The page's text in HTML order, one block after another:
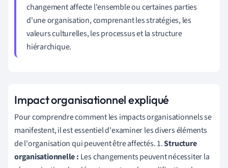
changement affecte l'ensemble ou certaines parties
d'une organisation, comprenant les stratégies, les
valeurs culturelles, les processus et la structure
hiérarchique.
Impact organisationnel expliqué
Pour comprendre comment les impacts organisationnels se
manifestent, il est essentiel d'examiner les divers éléments
de l'organisation qui peuvent être affectés. 1.Structure
organisationnelle : Les changements peuvent nécessiter la